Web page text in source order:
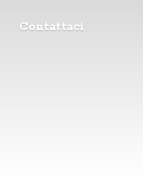
Contattaci